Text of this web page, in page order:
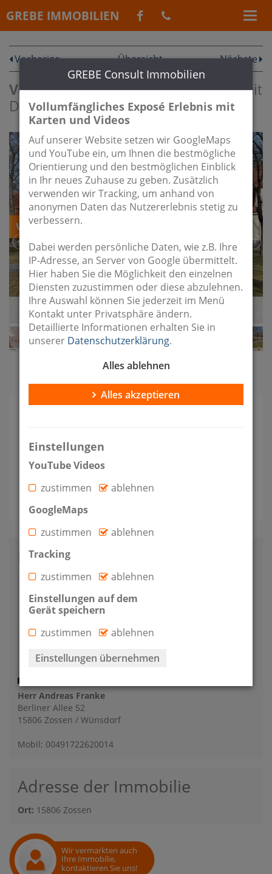
GREBE IMMOBILIEN
Vorherige Übersicht Nächste
Vermietet:Dachgeschoßwohnung mit
Dachterasse im Grünen
Bildergalerie im Vollbild
633 €
Wohnfläche
Kontakt
Herr Andreas Franke
Berliner Allee 52
15806 Zossen / Wünsdorf
Mobil: 00491722620014
Adresse der Immobilie
Ort: 15806 Zossen
Wir vermarkten auch
Ihre Immobilie,
kontaktieren Sie uns!
GREBE Consult Immobilien
Vollumfängliches Exposé Erlebnis mit
Karten und Videos
Auf unserer Website setzen wir GoogleMaps
und YouTube ein, um Ihnen die bestmögliche
Orientierung und den bestmöglichen Einblick
in Ihr neues Zuhause zu geben. Zusätzlich
verwenden wir Tracking, um anhand von
anonymen Daten das Nutzererlebnis stetig zu
verbessern.
Dabei werden persönliche Daten, wie z.B. Ihre
IP-Adresse, an Server von Google übermittelt.
Hier haben Sie die Möglichkeit den einzelnen
Diensten zuzustimmen oder diese abzulehnen.
Ihre Auswahl können Sie jederzeit im Menü
Kontakt unter Privatsphäre ändern.
Detaillierte Informationen erhalten Sie in
unserer Datenschutzerklärung.
Alles ablehnen
Alles akzeptieren
Einstellungen
YouTube Videos
zustimmen
ablehnen
GoogleMaps
zustimmen
ablehnen
Tracking
zustimmen
ablehnen
Einstellungen auf dem
Gerät speichern
zustimmen
ablehnen
Einstellungen übernehmen